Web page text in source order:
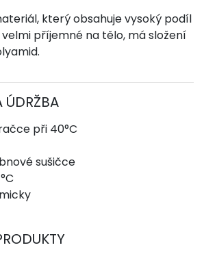
který obsahuje vysoký podíl
příjemné na tělo, má složení
ÚDRŽBA
při 40°C
sušičce